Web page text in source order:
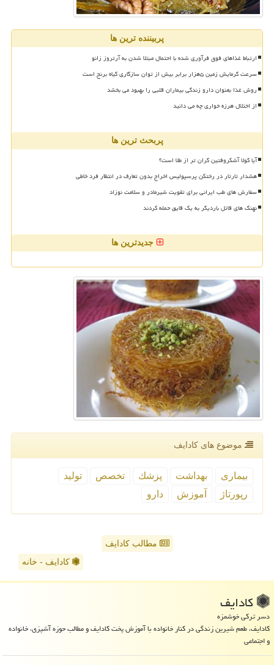
پربیننده ترین ها
ارتباط غذاهای فوق فرآوری شده با احتمال مبتلا شدن به آرتروز زانو
سرعت گرمایش زمین ۵هزار برابر بیش از توان سازگاری گیاه برنج است
روش غذا بعنوان دارو زندگی بیماران قلبی را بهبود می بخشد
از اختلال هرزه خواری چه می دانید
پربحث ترین ها
آیا کولا آشکروفتین گران تر از طلا است؟
هشدار تارتار در رختکن پرسپولیس اخراج بدون تعارف در انتظار فرد خاطی
سفارش های طب ایرانی برای تقویت شیرمادر و سلامت نوزاد
نهنگ های قاتل باردیگر به یک قایق حمله کردند
جدیدترین ها
موضوع های كادایف
بیماری بهداشت پزشك تخصص
تولید
رپورتاژ
آموزش دارو
مطالب کادایف
کادایف - خانه
كادایف
دسر ترکی خوشمزه
کادایف، طعم شیرین زندگی در کنار خانواده با آموزش پخت کادایف و مطالب حوزه آشپزی، خانواده
و اجتماعی